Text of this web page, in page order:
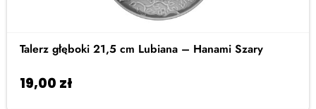
Talerz głęboki 21,5 cm Lubiana – Hanami Szary
19,00 zł